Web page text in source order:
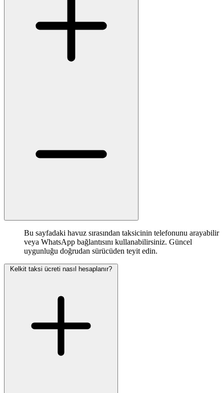
Bu sayfadaki havuz sırasından taksicinin telefonunu arayabilir
veya WhatsApp bağlantısını kullanabilirsiniz. Güncel
uygunluğu doğrudan sürücüden teyit edin.
Kelkit taksi ücreti nasıl hesaplanır?